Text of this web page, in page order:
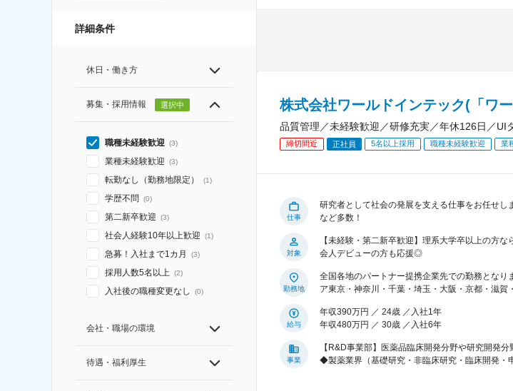
詳細条件
休日・働き方
募集・採用情報 選択中
職種未経験歓迎 (3)
業種未経験歓迎 (3)
転勤なし（勤務地限定） (1)
学歴不問 (0)
第二新卒歓迎 (3)
社会人経験10年以上歓迎 (1)
急募！入社まで1カ月 (3)
採用人数5名以上 (2)
入社後の職種変更なし (0)
会社・職場の環境
待遇・福利厚生
株式会社ワールドインテック(「ワ
品質管理／未経験歓迎／研修充実／年休126日／UI
締切間近 正社員 5名以上採用 職種未経験歓迎 業
仕事
研究者として社会の発展を支える仕事をお任せし
など多数！
対象
【未経験・第二新卒歓迎】理系大学卒以上の方な
会人デビューの方も応援◎
勤務地
全国各地のパートナー提携企業先での勤務となり
ア東京・神奈川・千葉・埼玉・大阪・京都・滋賀
給与
年収390万円 ／ 24歳 ／入社1年
年収480万円 ／ 30歳 ／入社6年
事業
【R&D事業部】医薬品臨床開発分野や研究開発分
◆製薬業界（基礎研究・非臨床研究・臨床開発・